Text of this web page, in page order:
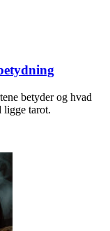
betyder og hvad
ligge tarot.